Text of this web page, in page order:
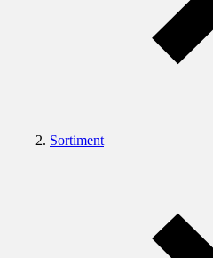
Sortiment